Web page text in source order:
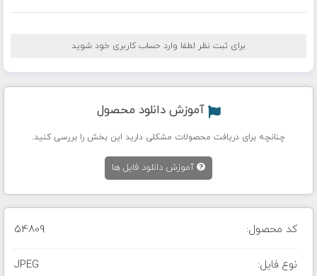
برای ثبت نظر لطفا وارد حساب کاربری خود شوید
آموزش دانلود محصول
چنانچه برای دریافت محصولات مشکلی دارید این بخش را بررسی کنید.
آموزش دانلود فایل ها
کد محصول: 54809
نوع فایل: JPEG